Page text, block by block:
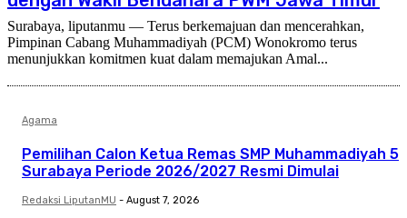
Surabaya, liputanmu — Terus berkemajuan dan mencerahkan,
Pimpinan Cabang Muhammadiyah (PCM) Wonokromo terus
menunjukkan komitmen kuat dalam memajukan Amal...
Agama
Pemilihan Calon Ketua Remas SMP Muhammadiyah 5
Surabaya Periode 2026/2027 Resmi Dimulai
Redaksi LiputanMU - August 7, 2026